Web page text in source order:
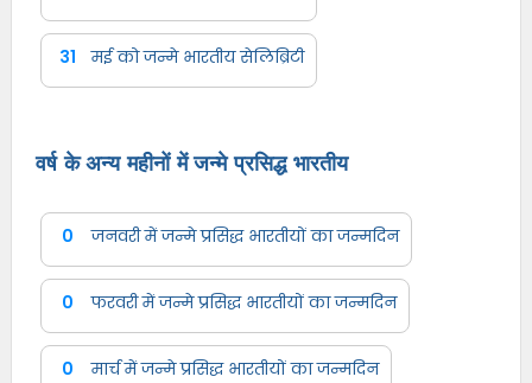
31 मई को जन्मे भारतीय सेलिब्रिटी
वर्ष के अन्य महीनों में जन्मे प्रसिद्ध भारतीय
0 जनवरी में जन्मे प्रसिद्ध भारतीयों का जन्मदिन
0 फरवरी में जन्मे प्रसिद्ध भारतीयों का जन्मदिन
0 मार्च में जन्मे प्रसिद्ध भारतीयों का जन्मदिन